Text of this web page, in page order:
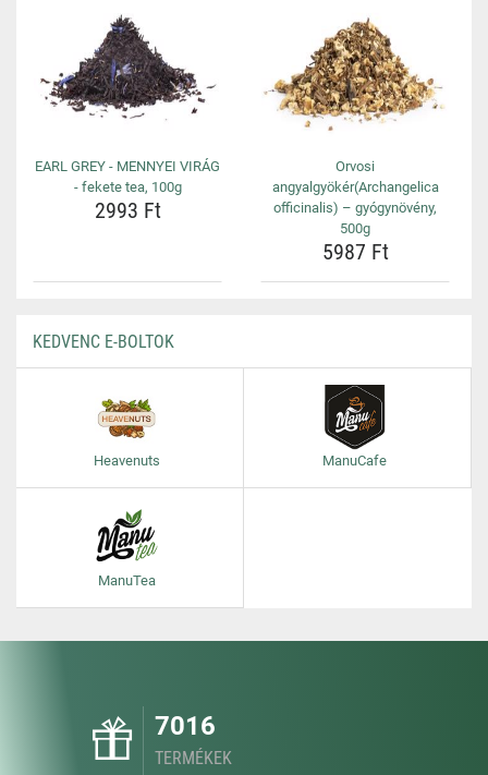
EARL GREY - MENNYEI VIRÁG
- fekete tea, 100g
2993 Ft
Orvosi
angyalgyökér(Archangelica
officinalis) – gyógynövény,
500g
5987 Ft
KEDVENC E-BOLTOK
Heavenuts ManuCafe
ManuTea
7016
TERMÉKEK